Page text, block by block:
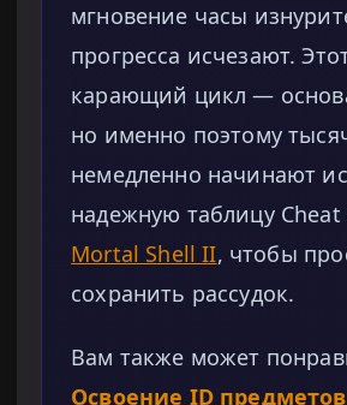
мгновение часы
прогресса исчезают.
карающий цикл —
но именно поэтому
немедленно начинают
надежную таблицу Cheat
Mortal Shell II, чтобы
сохранить рассудок.
Вам также может
Освоение ID